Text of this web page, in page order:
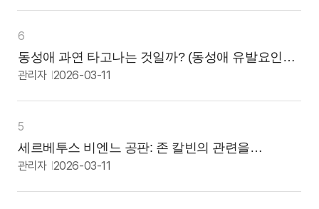
작성자,
조회수,
유무
내용을
제목
시
해당
게시물의
본문
6
동성애 과연 타고나는 것일까? (동성애 유발요인에
대한 과학적 탐구) 길원평외 5인
관리자 2026-03-11
5
세르베투스 비엔느 공판: 존 칼빈의 관련을
중심으로 (라은성 교수)
관리자 2026-03-11